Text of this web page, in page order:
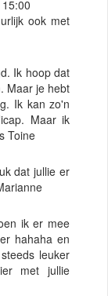
ook met
Ik hoop dat
Maar je hebt
Ik kan zo'n
Maar ik
Toine
dat jullie er
ik er mee
hahaha en
leuker
met jullie